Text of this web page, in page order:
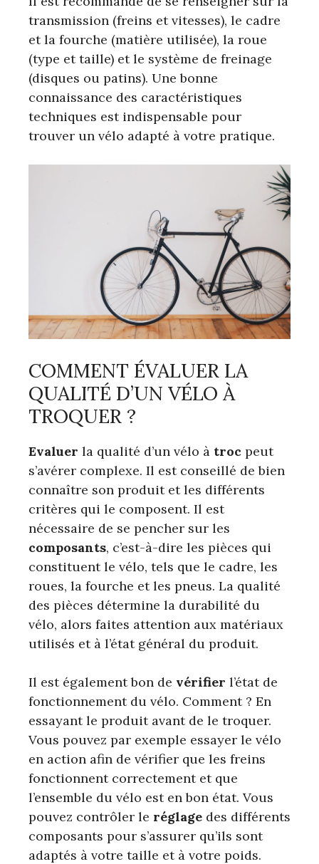
transmission (freins et vitesses), le cadre
et la fourche (matière utilisée), la roue
(type et taille) et le système de freinage
(disques ou patins). Une bonne
connaissance des caractéristiques
techniques est indispensable pour
trouver un vélo adapté à votre pratique.
COMMENT ÉVALUER LA
QUALITÉ D’UN VÉLO À
TROQUER ?
Evaluer la qualité d’un vélo à troc peut
s’avérer complexe. Il est conseillé de bien
connaître son produit et les différents
critères qui le composent. Il est
nécessaire de se pencher sur les
composants, c’est-à-dire les pièces qui
constituent le vélo, tels que le cadre, les
roues, la fourche et les pneus. La qualité
des pièces détermine la durabilité du
vélo, alors faites attention aux matériaux
utilisés et à l’état général du produit.
Il est également bon de vérifier l’état de
fonctionnement du vélo. Comment ? En
essayant le produit avant de le troquer.
Vous pouvez par exemple essayer le vélo
en action afin de vérifier que les freins
fonctionnent correctement et que
l’ensemble du vélo est en bon état. Vous
pouvez contrôler le réglage des différents
composants pour s’assurer qu’ils sont
adaptés à votre taille et à votre poids.